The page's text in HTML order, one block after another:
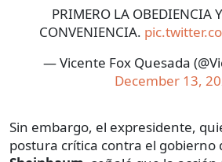
PRIMERO LA OBEDIENCIA
CONVENIENCIA.
— Vicente Fox Quesada
December 13,
Sin embargo, el expresidente,
postura crítica contra el gobierno